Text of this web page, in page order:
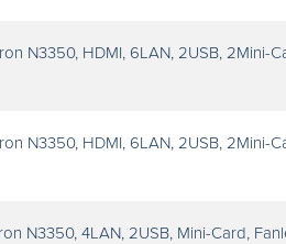
N3350, HDMI, 6LAN, 2USB, 2Mini-
N3350, HDMI, 6LAN, 2USB, 2Mini-
N3350, 4LAN, 2USB, Mini-Card,